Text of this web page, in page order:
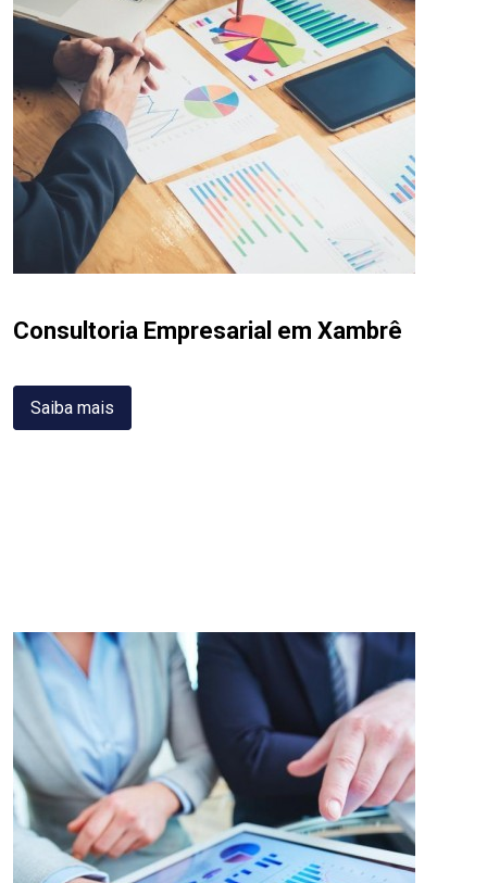
Consultoria Empresarial em Xambrê
Saiba mais